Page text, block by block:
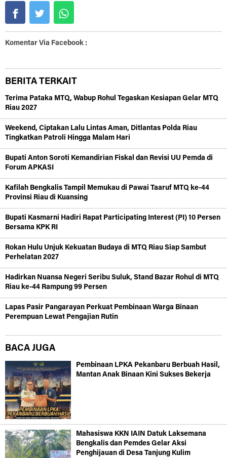
Komentar Via Facebook :
BERITA TERKAIT
Terima Pataka MTQ, Wabup Rohul Tegaskan Kesiapan Gelar MTQ
Riau 2027
Weekend, Ciptakan Lalu Lintas Aman, Ditlantas Polda Riau
Tingkatkan Patroli Hingga Malam Hari
Bupati Anton Soroti Kemandirian Fiskal dan Revisi UU Pemda di
Forum APKASI
Kafilah Bengkalis Tampil Memukau di Pawai Taaruf MTQ ke-44
Provinsi Riau di Kuansing
Bupati Kasmarni Hadiri Rapat Participating Interest (PI) 10 Persen
Bersama KPK RI
Rokan Hulu Unjuk Kekuatan Budaya di MTQ Riau Siap Sambut
Perhelatan 2027
Hadirkan Nuansa Negeri Seribu Suluk, Stand Bazar Rohul di MTQ
Riau ke-44 Rampung 99 Persen
Lapas Pasir Pangarayan Perkuat Pembinaan Warga Binaan
Perempuan Lewat Pengajian Rutin
BACA JUGA
Pembinaan LPKA Pekanbaru Berbuah Hasil,
Mantan Anak Binaan Kini Sukses Bekerja
Mahasiswa KKN IAIN Datuk Laksemana
Bengkalis dan Pemdes Gelar Aksi
Penghijauan di Desa Tanjung Kulim